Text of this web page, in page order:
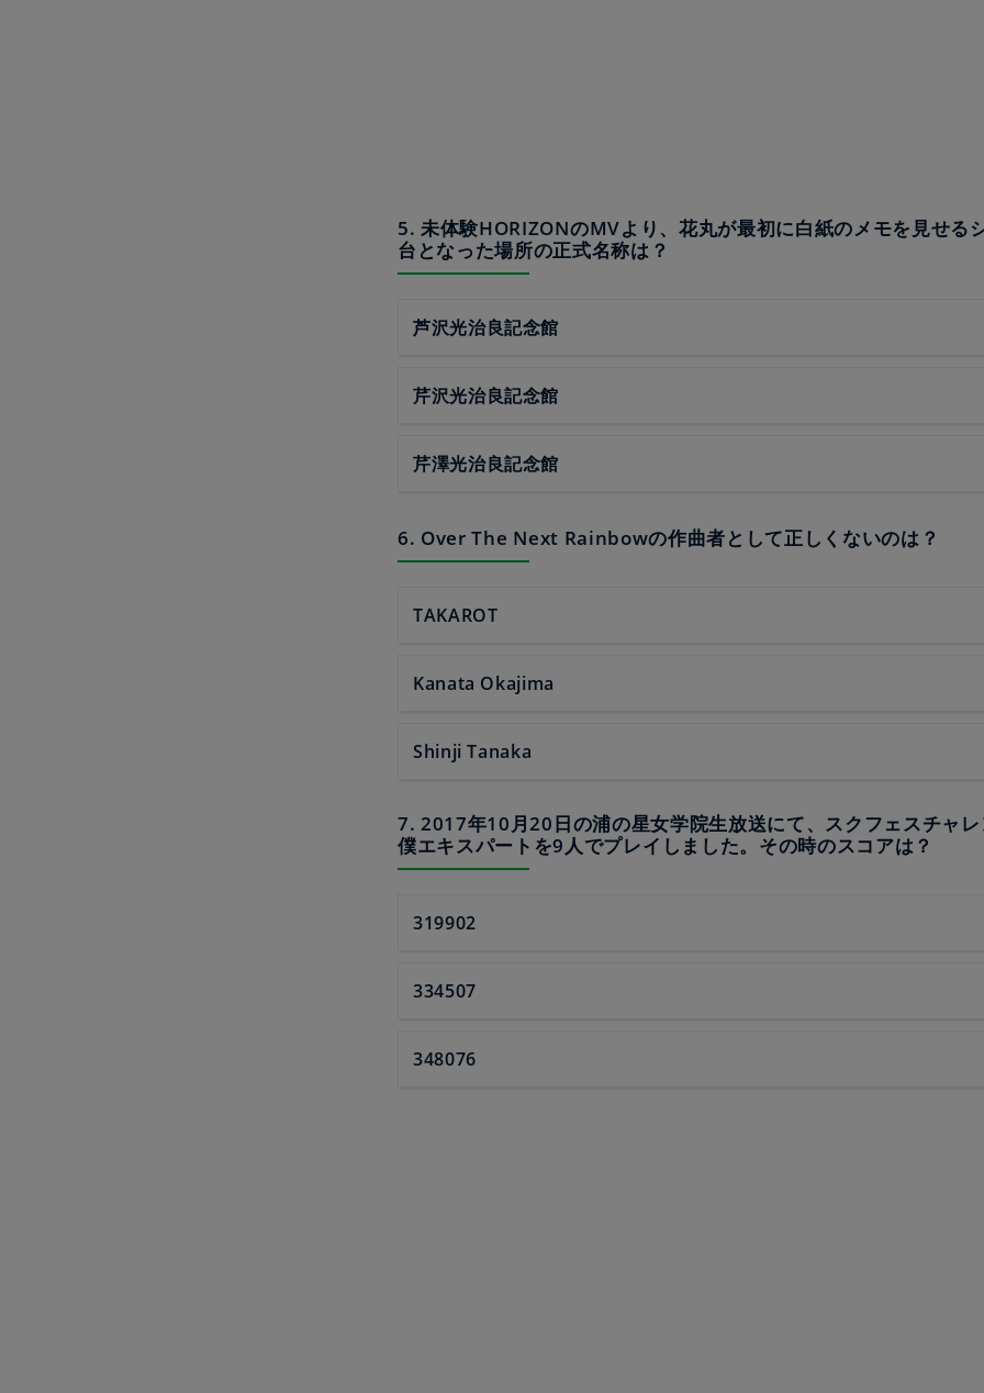
5. 未体験HORIZONのMVより、花丸が最初に白紙のメモを見せる
台となった場所の正式名称は？
芦沢光治良記念館
芹沢光治良記念館
芹澤光治良記念館
6. Over The Next Rainbowの作曲者として正しくないのは？
TAKAROT
Kanata Okajima
Shinji Tanaka
7. 2017年10月20日の浦の星女学院生放送にて、スクフェスチャレ
僕エキスパートを9人でプレイしました。その時のスコアは？
319902
334507
348076